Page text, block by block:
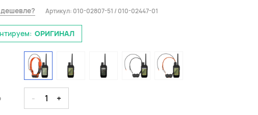
Артикул: 010-02807-51 / 010-02447-01
ОРИГИНАЛ
- 1 +